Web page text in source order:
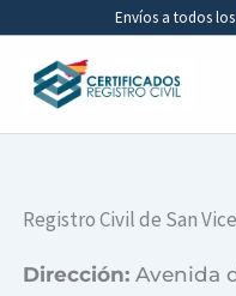
contenido
Envíos a todos los
Registro Civil de San
Dirección: Avenida